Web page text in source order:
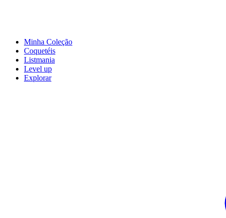
Minha Coleção
Coquetéis
Listmania
Level up
Explorar